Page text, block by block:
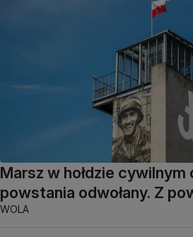
Marsz w hołdzie cywilnym
powstania odwołany. Z
WOLA